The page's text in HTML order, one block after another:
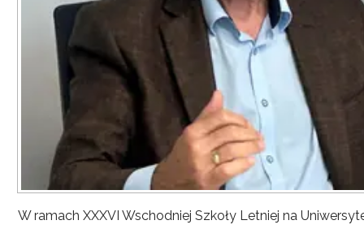
W ramach XXXVI Wschodniej Szkoły Letniej na